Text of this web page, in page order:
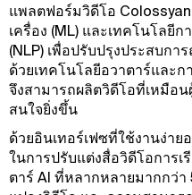
แพลตฟอร์มวิดีโอ
เครื่อง (ML) และเทคโนโลยี
(NLP) เพื่อปรับปรุงประสบกา
ด้วยเทคโนโลยีอวาตาร์และก
จึงสามารถผลิตวิดีโอที่เหมือ
สนใจยิ่งขึ้น
ด้วยอินเทอร์เฟซที่ใช้งานง่าย
ในการปรับแต่งสื่อวิดีโอการเ
ตาร์ AI ที่หลากหลายมากกว่